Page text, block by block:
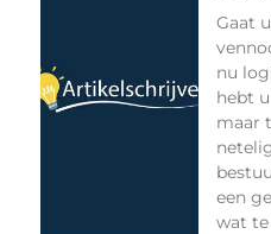
Gaat
nu
hebt
maar
een
wat te